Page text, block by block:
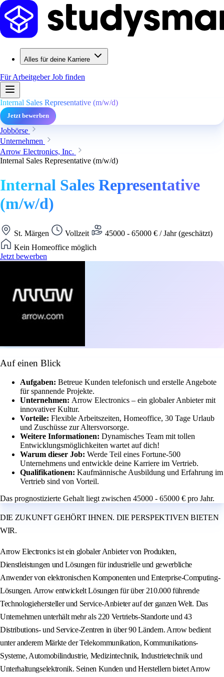
Alles für deine Karriere
Für ArbeitgeberJob finden
Internal Sales Representative (m/w/d)
Jetzt bewerben
Jobbörse
Unternehmen
Arrow Electronics, Inc.
Internal Sales Representative (m/w/d)
Internal Sales Representative
(m/w/d)
St. Märgen Vollzeit
45000 - 65000 € / Jahr (geschätzt)
Kein Homeoffice möglich
Jetzt bewerben
Auf einen Blick
Aufgaben: Betreue Kunden telefonisch und erstelle Angebote
für spannende Projekte.
Unternehmen: Arrow Electronics – ein globaler Anbieter mit
innovativer Kultur.
Vorteile: Flexible Arbeitszeiten, Homeoffice, 30 Tage Urlaub
und Zuschüsse zur Altersvorsorge.
Weitere Informationen: Dynamisches Team mit tollen
Entwicklungsmöglichkeiten wartet auf dich!
Warum dieser Job: Werde Teil eines Fortune-500
Unternehmens und entwickle deine Karriere im Vertrieb.
Qualifikationen: Kaufmännische Ausbildung und Erfahrung im
Vertrieb sind von Vorteil.
Das prognostizierte Gehalt liegt zwischen 45000 - 65000 € pro Jahr.
DIE ZUKUNFT GEHÖRT IHNEN. DIE PERSPEKTIVEN BIETEN
WIR.
Arrow Electronics ist ein globaler Anbieter von Produkten,
Dienstleistungen und Lösungen für industrielle und gewerbliche
Anwender von elektronischen Komponenten und Enterprise-Computing-
Lösungen. Arrow entwickelt Lösungen für über 210.000 führende
Technologiehersteller und Service-Anbieter auf der ganzen Welt. Das
Unternehmen unterhält mehr als 220 Vertriebs-Standorte und 43
Distributions- und Service-Zentren in über 90 Ländern. Arrow bedient
unter anderem Märkte der Telekommunikation, Kommunikations-
Systeme, Automobilindustrie, Medizintechnik, Industrietechnik und
Unterhaltungselektronik. Seinen Kunden und Herstellern bietet Arrow